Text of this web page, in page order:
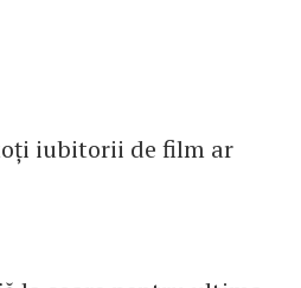
iubitorii de film ar